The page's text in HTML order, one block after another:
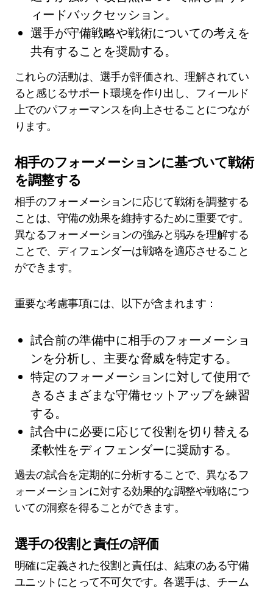
ィードバックセッション。
選手が守備戦略や戦術についての考えを
共有することを奨励する。
これらの活動は、選手が評価され、理解されてい
ると感じるサポート環境を作り出し、フィールド
上でのパフォーマンスを向上させることにつなが
ります。
相手のフォーメーションに基づいて戦術
を調整する
相手のフォーメーションに応じて戦術を調整する
ことは、守備の効果を維持するために重要です。
異なるフォーメーションの強みと弱みを理解する
ことで、ディフェンダーは戦略を適応させること
ができます。
重要な考慮事項には、以下が含まれます：
試合前の準備中に相手のフォーメーショ
ンを分析し、主要な脅威を特定する。
特定のフォーメーションに対して使用で
きるさまざまな守備セットアップを練習
する。
試合中に必要に応じて役割を切り替える
柔軟性をディフェンダーに奨励する。
過去の試合を定期的に分析することで、異なるフ
ォーメーションに対する効果的な調整や戦略につ
いての洞察を得ることができます。
選手の役割と責任の評価
明確に定義された役割と責任は、結束のある守備
ユニットにとって不可欠です。各選手は、チーム